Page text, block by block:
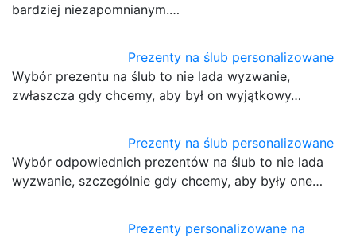
bardziej niezapomnianym.…
Prezenty na ślub personalizowane
Wybór prezentu na ślub to nie lada wyzwanie,
zwłaszcza gdy chcemy, aby był on wyjątkowy…
Prezenty na ślub personalizowane
Wybór odpowiednich prezentów na ślub to nie lada
wyzwanie, szczególnie gdy chcemy, aby były one…
Prezenty personalizowane na